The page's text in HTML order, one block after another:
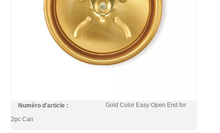
Longueur
L'embout doré donne de l'éclat à vos canettes de
boisson sur les étagères. Baofeng propose une
gamme complète d'embouts dorés, notamment dorés
Numéro d'article : Gold Color Easy Open End for
2pc Can